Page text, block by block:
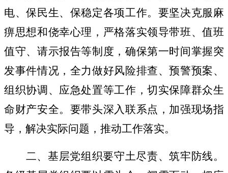
电、保民生、保稳定各项工作。要坚决克服麻
痹思想和侥幸心理，严格落实领导带班、值班
值守、请示报告等制度，确保第一时间掌握突
发事件情况，全力做好风险排查、预警预案、
组织协调、应急处置等工作，切实保障群众生
命财产安全。要带头深入联系点，加强现场指
导，解决实际问题，推动工作落实。
二、基层党组织要守土尽责、筑牢防线。